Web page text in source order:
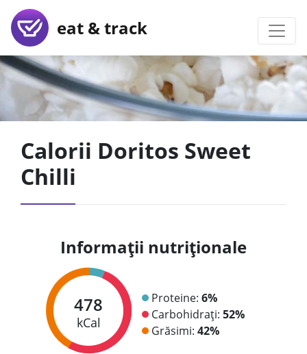
eat & track
Calorii Doritos Sweet
Chilli
Informații nutriționale
478
kCal
Proteine: 6%
Carbohidrați: 52%
Grăsimi: 42%